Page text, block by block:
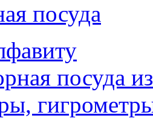
посуда
посуда